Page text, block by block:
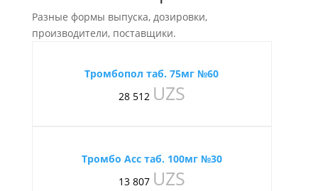
Разные формы выпуска, дозировки,
производители, поставщики.
Тромбопол таб. 75мг №60
28 512 UZS
Тромбо Асс таб. 100мг №30
13 807 UZS